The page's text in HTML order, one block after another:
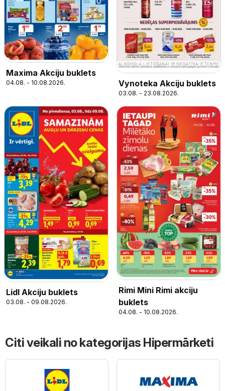
Maxima Akciju buklets
04.08. - 10.08.2026. Vynoteka Akciju buklets
03.08. - 23.08.2026.
Lidl Akciju buklets
03.08. - 09.08.2026.
Rimi Mini Rimi akciju
buklets
04.08. - 10.08.2026.
Citi veikali no kategorijas Hipermārketi